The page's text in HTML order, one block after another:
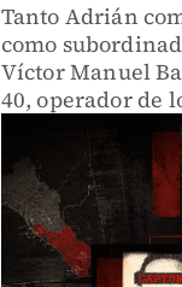
Tanto Adrián
como
Víctor Manuel
40, operador de
Guzmán Loera